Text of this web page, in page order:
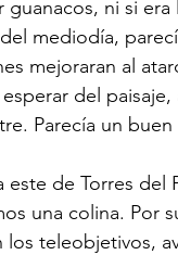
ni si
mediodía,
mejoraran al
del
Parecía un
de Torres del
una colina. Por
teleobjetivos,